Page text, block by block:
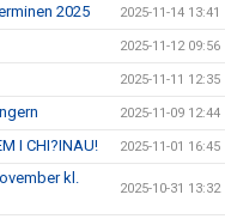
2025 2025-11-14 13:41
2025-11-12 09:56
2025-11-11 12:35
2025-11-09 12:44
I CHI?INAU! 2025-11-01 16:45
kl.
2025-10-31 13:32